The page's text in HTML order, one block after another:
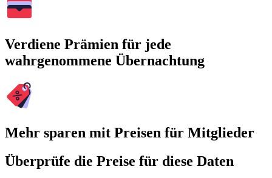
Verdiene Prämien für jede
wahrgenommene Übernachtung
Mehr sparen mit Preisen für Mitglieder
Überprüfe die Preise für diese Daten